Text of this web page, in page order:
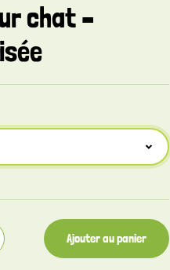
chat –
Ajouter au panier